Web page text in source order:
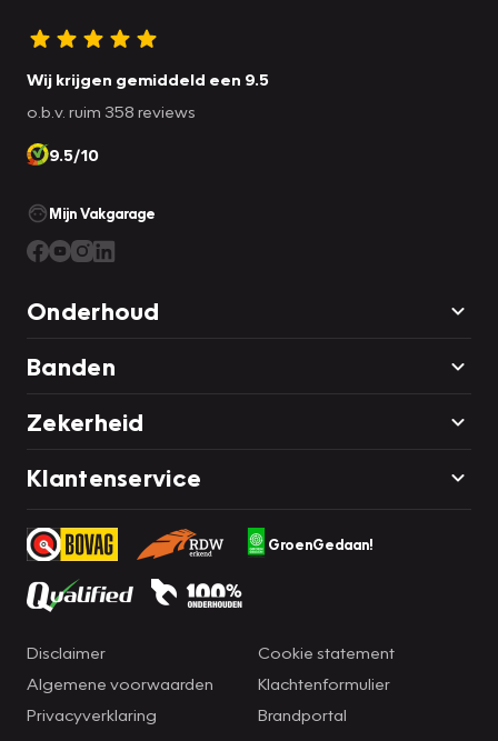
Wij krijgen gemiddeld een 9.5
o.b.v. ruim 358 reviews
9.5/10
Mijn Vakgarage
Onderhoud
Banden
Zekerheid
Klantenservice
GroenGedaan!
Disclaimer
Algemene voorwaarden
Privacyverklaring
Cookie statement
Klachtenformulier
Brandportal